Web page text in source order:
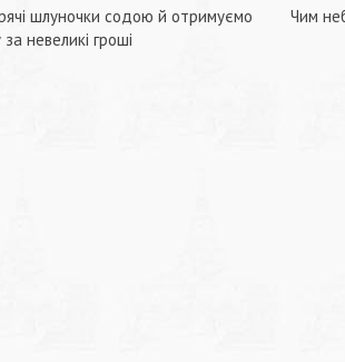
шлуночки содою й отримуємо
невеликі гроші
Чим